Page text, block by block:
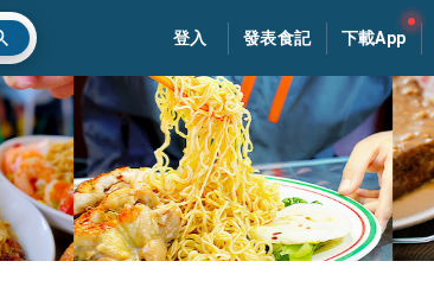
登入 發表食記 下載App